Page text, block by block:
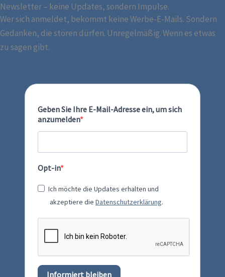
Newsletter – keine Updates, sondern Impulse.
Wer sich anmeldet, bekommt keine Werbe-E-Mails. Sondern
Gedanken, die stören dürfen. Unregelmäßig. Wenn es etwas
zu sagen gibt.
Geben Sie Ihre E-Mail-Adresse ein, um sich
anzumelden
Opt-in
Ich möchte die Updates erhalten und
akzeptiere die Datenschutzerklärung.
Informiert bleiben